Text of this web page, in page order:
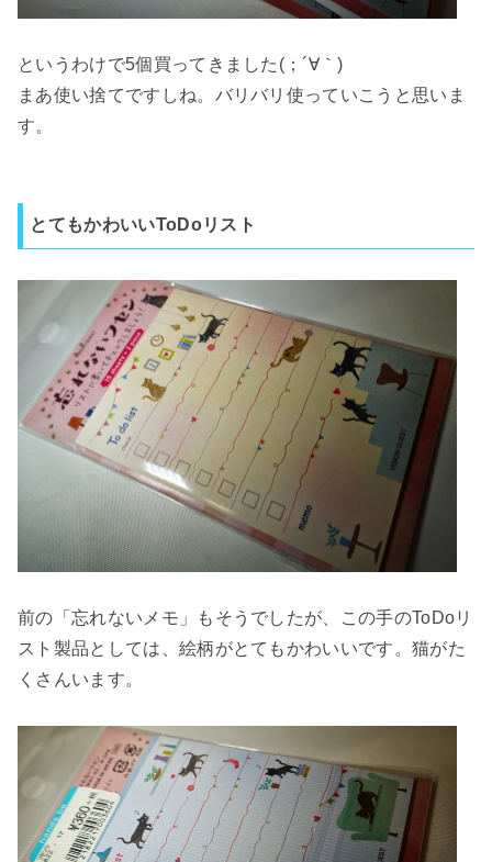
というわけで5個買ってきました(；´∀｀)
まあ使い捨てですしね。バリバリ使っていこうと思いま
す。
とてもかわいいToDoリスト
前の「忘れないメモ」もそうでしたが、この手のToDoリ
スト製品としては、絵柄がとてもかわいいです。猫がた
くさんいます。